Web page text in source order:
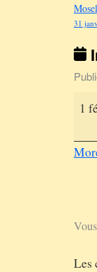
31
1
Les